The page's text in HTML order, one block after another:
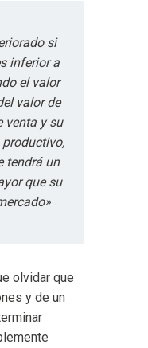
si
inferior a
el valor
valor de
venta y su
tendrá un
que su
olvidar que
y de un